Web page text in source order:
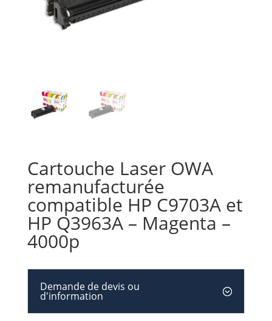
Cartouche Laser OWA
remanufacturée
compatible HP C9703A et
HP Q3963A – Magenta –
4000p
Demande de devis ou
d'information